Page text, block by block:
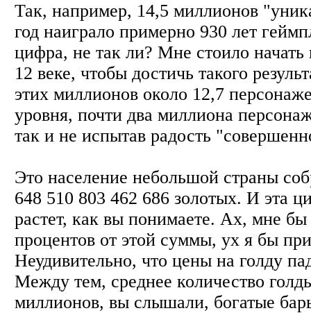
Так, например, 14,5 миллионов
год наиграло примерно 930 лет
цифра, не так ли? Мне стоило начать
12 веке, чтобы достичь такого
этих миллионов около 12,7
уровня, почти два миллиона
так и не испытав радость
Это население небольшой страны
648 510 803 462 686 золотых. И эта
растет, как вы понимаете. Ах, мне бы
процентов от этой суммы, ух я бы
Неудивительно, что цены на голду
Между тем, среднее количество
миллионов, вы слышали, богатые